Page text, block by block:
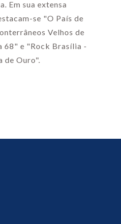
Em sua extensa
se "O País de
Velhos de
68" e "Rock Brasília -
de Ouro".